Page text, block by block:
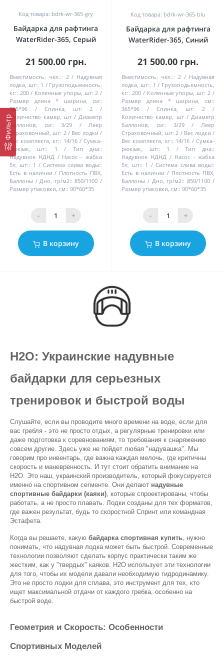
Фильтр
Код товара: bdrk-wr-365-gry
Байдарка для рафтинга
WaterRider-365, Серый
21 500.00 грн.
Вместимость, чел.:: 2
Надувная
лодка, шт:: 1
Грузоподьемность,
кг:: 200 Коленные упоры, шт: 2
Размер длина * ширина, см::
365*96
Спинка, шт:
2
Количество камер, шт / Диаметр
баллонов, см::
3/29
Леер
Страховочный, шт: 2
Вес лодки /
Вес комплекта, кг:: 14/16
Сумка-
рюкзак, шт::
1
Тип дна::
Надувное НДНД
Насос - жабка
5л, шт:: 1
Система слива воды::
Есть в наличии
Плотность ПВХ,
Баллоны / Дно, гр/м2:: 850/1100
Размер упаковки, см:: 90*60*35
- +
В корзину
Код товара: bdrk-wr-365-blu
Байдарка для рафтинга
WaterRider-365, Синий
21 500.00 грн.
Вместимость, чел.:: 2
Надувная
лодка, шт:: 1
Грузоподьемность,
кг:: 200 Коленные упоры, шт: 2
Размер длина * ширина, см::
365*96
Спинка, шт:
2
Количество камер, шт / Диаметр
баллонов, см::
3/29
Леер
Страховочный, шт: 2
Вес лодки /
Вес комплекта, кг:: 14/16
Сумка-
рюкзак, шт::
1
Тип дна::
Надувное НДНД
Насос - жабка
5л, шт:: 1
Система слива воды::
Есть в наличии
Плотность ПВХ,
Баллоны / Дно, гр/м2:: 850/1100
Размер упаковки, см:: 90*60*35
- +
В корзину
H2O: Украинские надувные
байдарки для серьезных
тренировок и быстрой воды
Слушайте, если вы проводите много времени на воде, если для
вас гребля - это не просто отдых, а регулярные тренировки или
даже подготовка к соревнованиям, то требования к снаряжению
совсем другие. Здесь уже не пойдет любая "надувашка". Мы
говорим про инвентарь, где важна каждая мелочь, где критичны
скорость и маневренность. И тут стоит обратить внимание на
H2O. Это наш, украинский производитель, который фокусируется
именно на спортивном сегменте. Они делают надувные
спортивные байдарки (каяки), которые спроектированы, чтобы
работать, а не просто плавать. Лодки созданы для тех форматов,
где важен результат, будь то скоростной Спринт или командная
Эстафета.
Когда вы решаете, какую байдарка спортивная купить, нужно
понимать, что надувная лодка может быть быстрой. Современные
технологии позволяют сделать корпус практически таким же
жестким, как у "твердых" каяков. H2O использует эти технологии
для того, чтобы их модели давали необходимую гидродинамику.
Это не просто лодки для сплава, это инструмент для тех, кто
ищет максимальной отдачи от каждого гребка, особенно на
быстрой воде.
Геометрия и Скорость: Особенности
Спортивных Моделей